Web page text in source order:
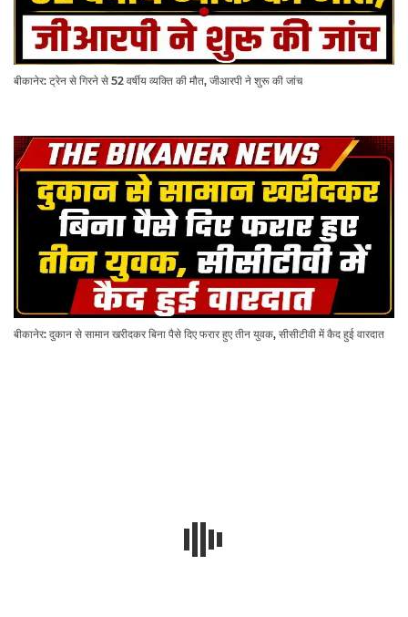
बीकानेर: ट्रेन से गिरने से 52 वर्षीय व्यक्ति की मौत, जीआरपी ने शुरू की जांच
बीकानेर: दुकान से सामान खरीदकर बिना पैसे दिए फरार हुए तीन युवक, सीसीटीवी में कैद हुई वारदात